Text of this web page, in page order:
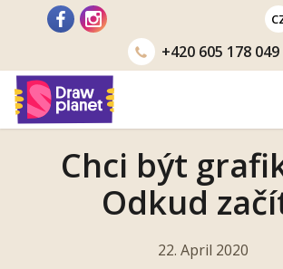
+420605 178 049
Chci být
Odkud
22. April 2020